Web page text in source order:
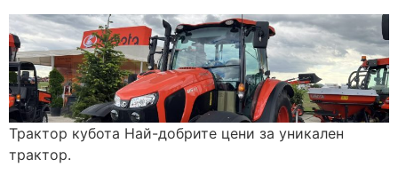
Трактор кубота Най-добрите цени за уникален
трактор.